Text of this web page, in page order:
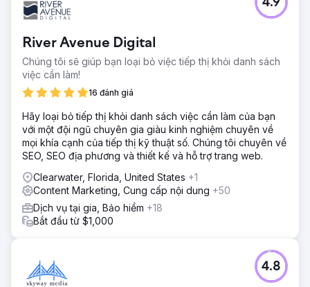
FedBiz Access nhằm mục đích tăng lưu lượng truy cập
trang web không phải trả tiền và cải thiện thứ hạng SEO
WD Morgan Solutions đã hợp tác chặt chẽ với FedBiz
Access, tập trung vào việc tìm hiểu mục tiêu của họ và
triển khai chiến lược SEO hiệu quả.
Kết quả
Cải thiện ổn định thứ hạng SEO, kết quả trên trang đầu tiên
cho một số từ khóa và mức tăng có thể đo lường được về
phạm vi tiếp cận tự nhiên và hoạt động kinh doanh mới.
Chuyển đến trang agency
River Avenue Digital
Chúng tôi sẽ giúp bạn loại bỏ việc tiếp thị khỏi danh sách
việc cần làm!
16 đánh giá
4.9
Hãy loại bỏ tiếp thị khỏi danh sách việc cần làm của bạn
với một đội ngũ chuyên gia giàu kinh nghiệm chuyên về
mọi khía cạnh của tiếp thị kỹ thuật số. Chúng tôi chuyên về
SEO, SEO địa phương và thiết kế và hỗ trợ trang web.
Clearwater, Florida, United States +1
Content Marketing, Cung cấp nội dung +50
Dịch vụ tại gia, Bảo hiểm +18
Bắt đầu từ $1,000
4.8